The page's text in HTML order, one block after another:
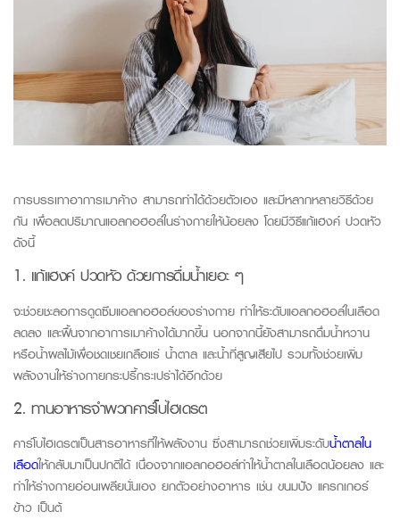
การบรรเทาอาการเมาค้าง สามารถทำได้ด้วยตัวเอง และมีหลากหลายวิธีด้วย
กัน เพื่อลดปริมาณแอลกอฮอล์ในร่างกายให้น้อยลง โดยมีวิธีแก้แฮงค์ ปวดหัว
ดังนี้
1. แก้แฮงค์ ปวดหัว ด้วยการดื่มน้ำเยอะ ๆ
จะช่วยชะลอการดูดซึมแอลกอฮอล์ของร่างกาย ทำให้ระดับแอลกอฮอล์ในเลือด
ลดลง และฟื้นจากอาการเมาค้างได้มากขึ้น นอกจากนี้ยังสามารถดื่มน้ำหวาน
หรือน้ำผลไม้เพื่อชดเชยเกลือแร่ น้ำตาล และน้ำที่สูญเสียไป รวมทั้งช่วยเพิ่ม
พลังงานให้ร่างกายกระปรี้กระเปร่าได้อีกด้วย
2. ทานอาหารจำพวกคาร์โบไฮเดรต
คาร์โบไฮเดรตเป็นสารอาหารที่ให้พลังงาน ซึ่งสามารถช่วยเพิ่มระดับน้ำตาลใน
เลือดให้กลับมาเป็นปกติได้ เนื่องจากแอลกอฮอล์ทำให้น้ำตาลในเลือดน้อยลง และ
ทำให้ร่างกายอ่อนเพลียนั่นเอง ยกตัวอย่างอาหาร เช่น ขนมปัง แครกเกอร์
ข้าว เป็นต้